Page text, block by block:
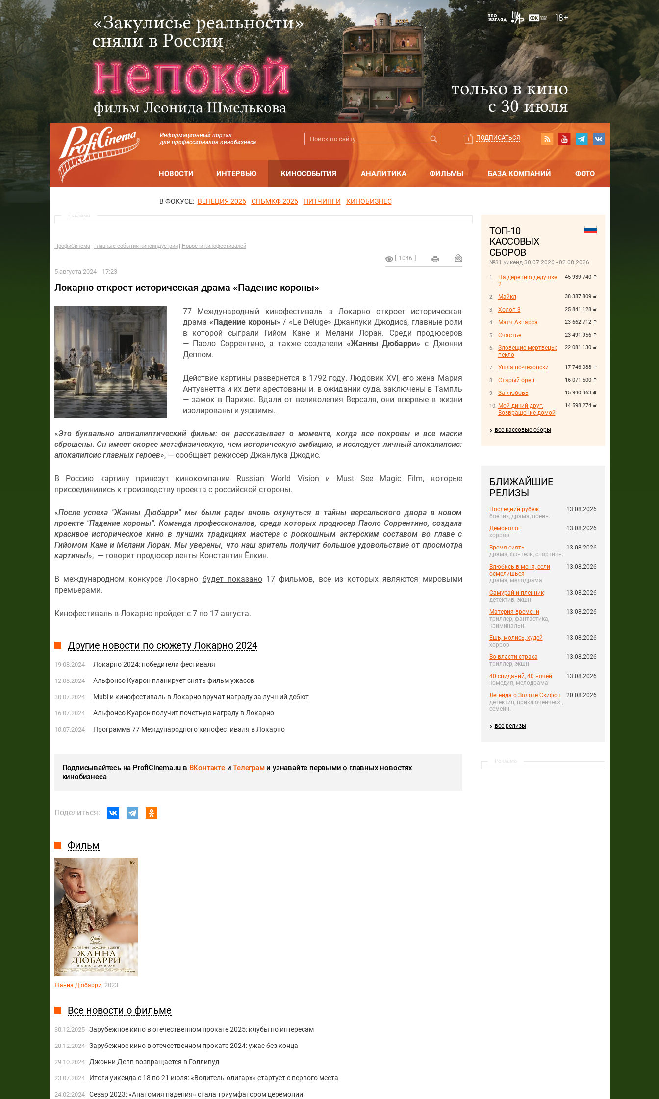
Информационный портал
для профессионалов кинобизнеса
ПОДПИСАТЬСЯ
НОВОСТИ ИНТЕРВЬЮ КИНОСОБЫТИЯ АНАЛИТИКА ФИЛЬМЫ БАЗА КОМПАНИЙ ФОТО
В ФОКУСЕ: ВЕНЕЦИЯ 2026 СПБМКФ 2026 ПИТЧИНГИ КИНОБИЗНЕС
ТОП-10
КАССОВЫХ
СБОРОВ
№31 уикенд 30.07.2026 - 02.08.2026
45 939 740 руб.
На деревню дедушке
2
38 387 809 руб.
Майкл
25 841 128 руб.
Холоп 3
23 662 712 руб.
Матч Акпарса
23 491 956 руб.
Счастье
22 081 130 руб.
Зловещие мертвецы:
пекло
17 746 088 руб.
Ушла по-чеховски
16 071 500 руб.
Старый орел
15 940 463 руб.
За любовь
14 598 274 руб.
Мой дикий друг.
Возвращение домой
все кассовые сборы
БЛИЖАЙШИЕ
РЕЛИЗЫ
Последний рубеж
боевик, драма, военн.
13.08.2026
Демонолог
хоррор
13.08.2026
Время сиять
драма, фэнтези, спортивн.
13.08.2026
Влюбись в меня, если
осмелишься
драма, мелодрама
13.08.2026
Самурай и пленник
детектив, экшн
13.08.2026
Материя времени
триллер, фантастика,
криминальн.
13.08.2026
Ешь, молись, худей
хоррор
13.08.2026
Во власти страха
триллер, экшн
13.08.2026
40 свиданий, 40 ночей
комедия, мелодрама
13.08.2026
Легенда о Золоте Скифов
детектив, приключенческ.,
семейн.
20.08.2026
все релизы
Реклама
Реклама
ПрофиСинема Главные события киноиндустрии Новости кинофестивалей
1046
5 августа 2024 17:23
Локарно откроет историческая драма «Падение короны»
77 Международный кинофестиваль в Локарно откроет историческая
драма «Падение короны» / «Le Déluge» Джанлуки Джодиса, главные роли
в которой сыграли Гийом Кане и Мелани Лоран. Среди продюсеров
— Паоло Соррентино, а также создатели «Жанны Дюбарри» с Джонни
Деппом.
Действие картины развернется в 1792 году. Людовик XVI, его жена Мария
Антуанетта и их дети арестованы и, в ожидании суда, заключены в Тампль
— замок в Париже. Вдали от великолепия Версаля, они впервые в жизни
изолированы и уязвимы.
«Это буквально апокалиптический фильм: он рассказывает о моменте, когда все покровы и все маски
сброшены. Он имеет скорее метафизическую, чем историческую амбицию, и исследует личный апокалипсис:
апокалипсис главных героев», — сообщает режиссер Джанлука Джодис.
В Россию картину привезут кинокомпании Russian World Vision и Must See Magic Film, которые
присоединились к производству проекта с российской стороны.
«После успеха "Жанны Дюбарри" мы были рады вновь окунуться в тайны версальского двора в новом
проекте "Падение короны". Команда профессионалов, среди которых продюсер Паоло Соррентино, создала
красивое историческое кино в лучших традициях мастера с роскошным актерским составом во главе с
Гийомом Кане и Мелани Лоран. Мы уверены, что наш зритель получит большое удовольствие от просмотра
картины!», — говоритпродюсер ленты Константин Ёлкин.
В международном конкурсе Локарно будет показано17 фильмов, все из которых являются мировыми
премьерами.
Кинофестиваль в Локарно пройдет с 7 по 17 августа.
Другие новости по сюжету Локарно 2024
19.08.2024 Локарно 2024: победители фестиваля
12.08.2024 Альфонсо Куарон планирует снять фильм ужасов
30.07.2024 Mubi и кинофестиваль в Локарно вручат награду за лучший дебют
16.07.2024 Альфонсо Куарон получит почетную награду в Локарно
10.07.2024 Программа 77 Международного кинофестиваля в Локарно
Подписывайтесь на ProfiCinema.ru в ВКонтактеиТелеграми узнавайте первыми о главных новостях
кинобизнеса
Поделиться:
Фильм
Жанна Дюбарри, 2023
Все новости о фильме
30.12.2025 Зарубежное кино в отечественном прокате 2025: клубы по интересам
28.12.2024 Зарубежное кино в отечественном прокате 2024: ужас без конца
29.10.2024 Джонни Депп возвращается в Голливуд
23.07.2024 Итоги уикенда с 18 по 21 июля: «Водитель-олигарх» стартует с первого места
24.02.2024 Сезар 2023: «Анатомия падения» стала триумфатором церемонии